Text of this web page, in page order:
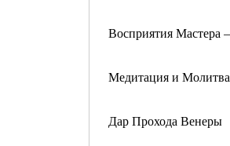
Восприятия Мастера
Медитация и Молитва
Дар Прохода Венеры